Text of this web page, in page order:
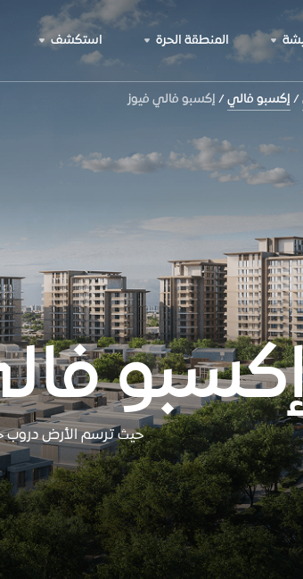
المنطقة الحرة استكشف
إكسبو فالي إكسبو فالي فيوز
حيث ترسم الأرض دروب